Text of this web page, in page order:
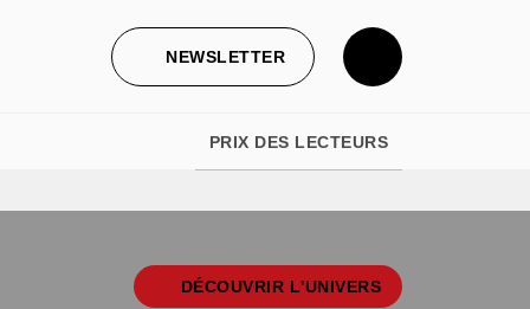
NEWSLETTER
PRIX DES LECTEURS
DÉCOUVRIR L'UNIVERS